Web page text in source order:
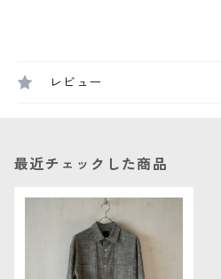
レビュー
最近チェックした商品